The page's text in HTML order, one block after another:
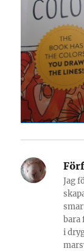
Jag
bara
i